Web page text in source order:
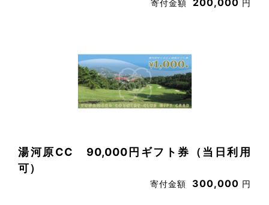
寄付金額 200,000 円
湯河原CC 90,000円ギフト券（当日利用
可）
寄付金額 300,000 円